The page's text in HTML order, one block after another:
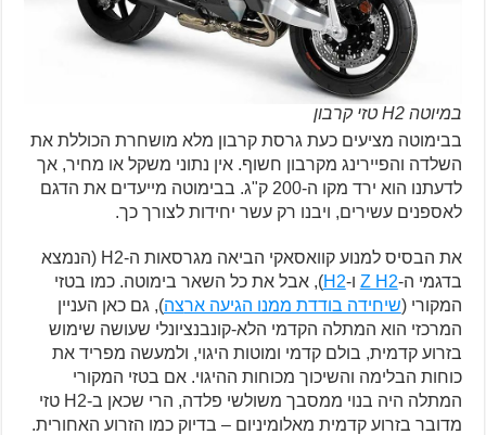
במיוטה H2 טזי קרבון
בבימוטה מציעים כעת גרסת קרבון מלא מושחרת הכוללת את
השלדה והפיירינג מקרבון חשוף. אין נתוני משקל או מחיר, אך
לדעתנו הוא ירד מקו ה-200 ק"ג. בבימוטה מייעדים את הדגם
לאספנים עשירים, ויבנו רק עשר יחידות לצורך כך.
את הבסיס למנוע קוואסאקי הביאה מגרסאות ה-H2 (הנמצא
בדגמי ה-Z H2 ו-H2), אבל את כל השאר בימוטה. כמו בטזי
המקורי (שיחידה בודדת ממנו הגיעה ארצה), גם כאן העניין
המרכזי הוא המתלה הקדמי הלא-קונבנציונלי שעושה שימוש
בזרוע קדמית, בולם קדמי ומוטות היגוי, ולמעשה מפריד את
כוחות הבלימה והשיכוך מכוחות ההיגוי. אם בטזי המקורי
המתלה היה בנוי ממסבך משולשי פלדה, הרי שכאן ב-H2 טזי
מדובר בזרוע קדמית מאלומיניום – בדיוק כמו הזרוע האחורית.